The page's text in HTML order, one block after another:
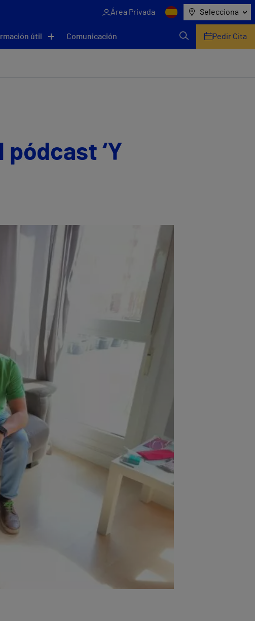
Área Privada Selecciona
útil Comunicación Pedir Cita
‘Y